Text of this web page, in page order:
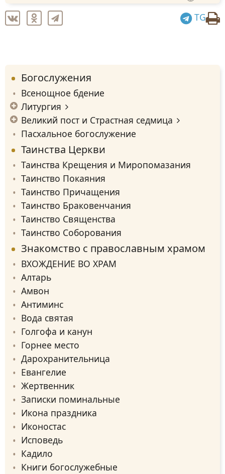
TG
Богослужения
Всенощное бдение
Литургия
Великий пост и Страстная седмица
Пасхальное богослужение
Таинства Церкви
Таинства Крещения и Миропомазания
Таинство Покаяния
Таинство Причащения
Таинство Браковенчания
Таинство Священства
Таинство Соборования
Знакомство с православным храмом
ВХОЖДЕНИЕ ВО ХРАМ
Алтарь
Амвон
Антиминс
Вода святая
Голгофа и канун
Горнее место
Дарохранительница
Евангелие
Жертвенник
Записки поминальные
Икона праздника
Иконостас
Исповедь
Кадило
Книги богослужебные